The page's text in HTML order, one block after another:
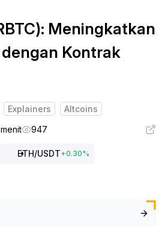
Meningkatkan
Kontrak
Explainers
Altcoins
947
ETH/USDT+0.30%